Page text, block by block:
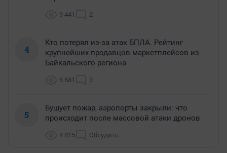
9 441 2
4
Кто потерял из-за атак БПЛА. Рейтинг
крупнейших продавцов маркетплейсов из
Байкальского региона
6 681 3
5
Бушует пожар, аэропорты закрыли: что
происходит после массовой атаки дронов
4 815 Обсудить